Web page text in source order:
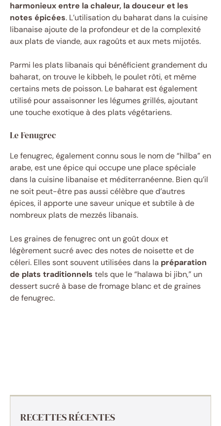
harmonieux entre la chaleur, la douceur et les
notes épicées. L’utilisation du baharat dans la cuisine
libanaise ajoute de la profondeur et de la complexité
aux plats de viande, aux ragoûts et aux mets mijotés.
Parmi les plats libanais qui bénéficient grandement du
baharat, on trouve le kibbeh, le poulet rôti, et même
certains mets de poisson. Le baharat est également
utilisé pour assaisonner les légumes grillés, ajoutant
une touche exotique à des plats végétariens.
Le Fenugrec
Le fenugrec, également connu sous le nom de “hilba” en
arabe, est une épice qui occupe une place spéciale
dans la cuisine libanaise et méditerranéenne. Bien qu’il
ne soit peut-être pas aussi célèbre que d’autres
épices, il apporte une saveur unique et subtile à de
nombreux plats de mezzés libanais.
Les graines de fenugrec ont un goût doux et
légèrement sucré avec des notes de noisette et de
céleri. Elles sont souvent utilisées dans la préparation
de plats traditionnels tels que le “halawa bi jibn,” un
dessert sucré à base de fromage blanc et de graines
de fenugrec.
RECETTES RÉCENTES